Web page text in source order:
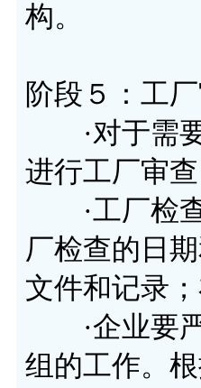
构。
阶段５：工
·对于需要
进行工厂审
·工厂检查
厂检查的日
文件和记录
·企业要严
组的工作。